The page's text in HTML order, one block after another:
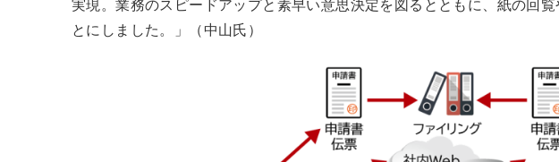
実現。業務のスピードアップと素早い意思決定を図るとともに、紙の回
とにしました。」（中山氏）